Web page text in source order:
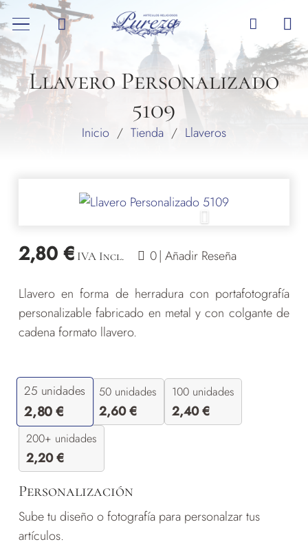
Llavero Personalizado
5109
Inicio / Tienda / Llaveros
2,80 € IVA Incl. 0valoraciones
clientes
| Añadir Reseña
Llavero en forma de herradura con portafotografía
personalizable fabricado en metal y con colgante de
cadena formato llavero.
25 unidades
2,80€
50 unidades
2,60€
100 unidades
2,40€
200+ unidades
2,20€
Personalización
Sube tu diseño o fotografía para personalzar tus
artículos.